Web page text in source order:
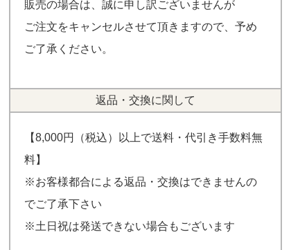
販売の場合は、誠に申し訳ございませんが
ご注文をキャンセルさせて頂きますので、予め
ご了承ください。
返品・交換に関して
【8,000円（税込）以上で送料・代引き手数料無
料】
※お客様都合による返品・交換はできませんの
でご了承下さい
※土日祝は発送できない場合もございます